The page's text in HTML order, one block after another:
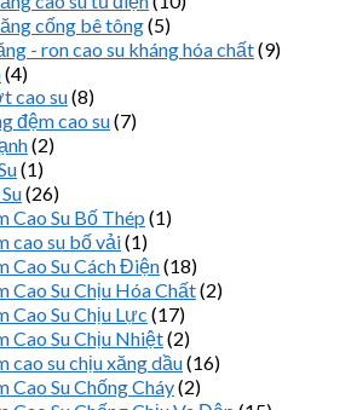
cống bê tông(5)
- ron cao su kháng hóa chất(9)
(4)
cao su(8)
đệm cao su(7)
(2)
(1)
(26)
Cao Su Bố Thép (1)
cao su bố vải(1)
Cao Su Cách Điện(18)
Cao Su Chịu Hóa Chất(2)
Cao Su Chịu Lực (17)
Cao Su Chịu Nhiệt(2)
cao su chịu xăng dầu(16)
Cao Su Chống Cháy(2)